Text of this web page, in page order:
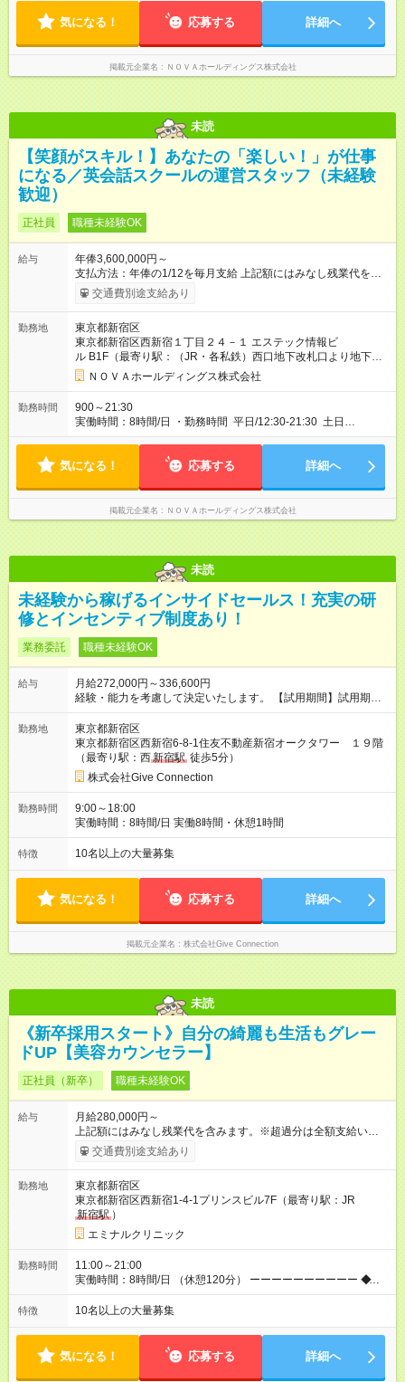
気になる！ 応募する 詳細へ
掲載元企業名 ＮＯＶＡホールディングス株式会社
未読
【笑顔がスキル！】あなたの「楽しい！」が仕事
になる／英会話スクールの運営スタッフ（未経験
歓迎）
正社員 職種未経験OK
給与
年俸3,600,000円～
支払方法：年俸の1/12を毎月支給 上記額にはみなし残業代を含
みます。※超過分は全額支給いたします。 みなし残業代 30,000
円／月 みなし残業時間 15時間／月 ●年俸制給与 年収360万円～
期間】試用期間あり 試用期間の長さ：1ヶ月 ※ 雇用形態と給与
に、本採用時と異なる部分があります。 雇用形態：インターン
シップ 給与：時給 1,400円以上 月途中での入社の場合、その月
の月末まではインターンとして勤務
交通費別途支給あり
勤務地
東京都新宿区
東京都新宿区西新宿１丁目２４－１ エステック情報ビ
ル B1F（最寄り駅：（JR・各私鉄）西口地下改札口より地下ロ
ータリーへ、左側（明治安田生命側）の地下歩道を都庁方面に
直進3分。地下歩道直結ビルB1F。）
ＮＯＶＡホールディングス株式会社
勤務時間
900～21:30
実働時間：8時間/日 ・勤務時間 平日/12:30-21:30 土日
祝/10:00-19:00 ・完全週休2日制 ※曜日固定 ・有給休暇あり ・
気になる！ 応募する 詳細へ
掲載元企業名 ＮＯＶＡホールディングス株式会社
未読
未経験から稼げるインサイドセールス！充実の研
修とインセンティブ制度あり！
業務委託 職種未経験OK
給与
月給272,000円～336,600円
経験・能力を考慮して決定いたします。 【試用期間】試用期間
なし
勤務地
東京都新宿区
東京都新宿区西新宿6-8-1住友不動産新宿オークタワー １９階
（最寄り駅：西新宿駅 徒歩5分）
株式会社Give Connection
勤務時間
9:00～18:00
実働時間：8時間/日 実働8時間・休憩1時間
特徴 10名以上の大量募集
気になる！ 応募する 詳細へ
掲載元企業名 株式会社Give Connection
未読
《新卒採用スタート》自分の綺麗も生活もグレー
ドUP【美容カウンセラー】
正社員（新卒） 職種未経験OK
給与
月給280,000円～
上記額にはみなし残業代を含みます。※超過分は全額支給いたし
ます。 みなし残業代 38,100円／月 みなし残業時間 23時間／月
◆インセンティブを支給◆ 頑張りに応じて、インセンティブ（業
【年収800万円】を記録している先輩社員も在籍しています。
【試用期間】試用期間あり 試用期間の長さ：6ヶ月 ※ 雇用形態
と給与に、本採用時と異なる部分があります。 雇用形態：中途
採用（契約社員） 給与：月給 270,000円以上 上記額にはみなし
残業代を含みます。※超過分は全額支給いたします。 みなし残
業代 36,700円／月 みなし残業時間 23時間／月
交通費別途支給あり
勤務地
東京都新宿区
東京都新宿区西新宿1-4-1プリンスビル7F（最寄り駅：JR
新宿駅 ）
エミナルクリニック
勤務時間
11:00～21:00
実働時間：8時間/日 （休憩120分） ーーーーーーーーーー ◆残
業少なめ＆通勤も楽々◆ ーーーーーーーーーー 始業時間は11時
とゆっくりなので、通勤ラッシュの中出社する大変さはありま
生活との両立が叶います。
特徴 10名以上の大量募集
気になる！ 応募する 詳細へ